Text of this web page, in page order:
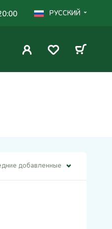
РУССКИЙ
добавленные